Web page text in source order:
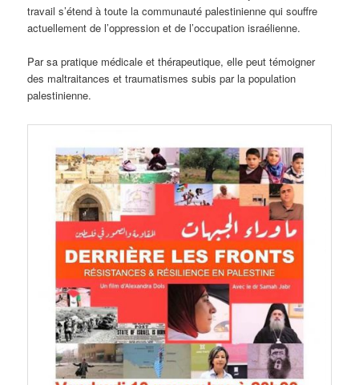
travail s’étend à toute la communauté palestinienne qui souffre
actuellement de l’oppression et de l’occupation israélienne.
Par sa pratique médicale et thérapeutique, elle peut témoigner
des maltraitances et traumatismes subis par la population
palestinienne.